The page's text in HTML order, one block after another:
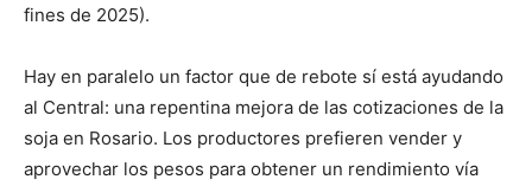
fines de 2025).
Hay en paralelo un factor que de rebote sí está ayudando
al Central: una repentina mejora de las cotizaciones de la
soja en Rosario. Los productores prefieren vender y
aprovechar los pesos para obtener un rendimiento vía